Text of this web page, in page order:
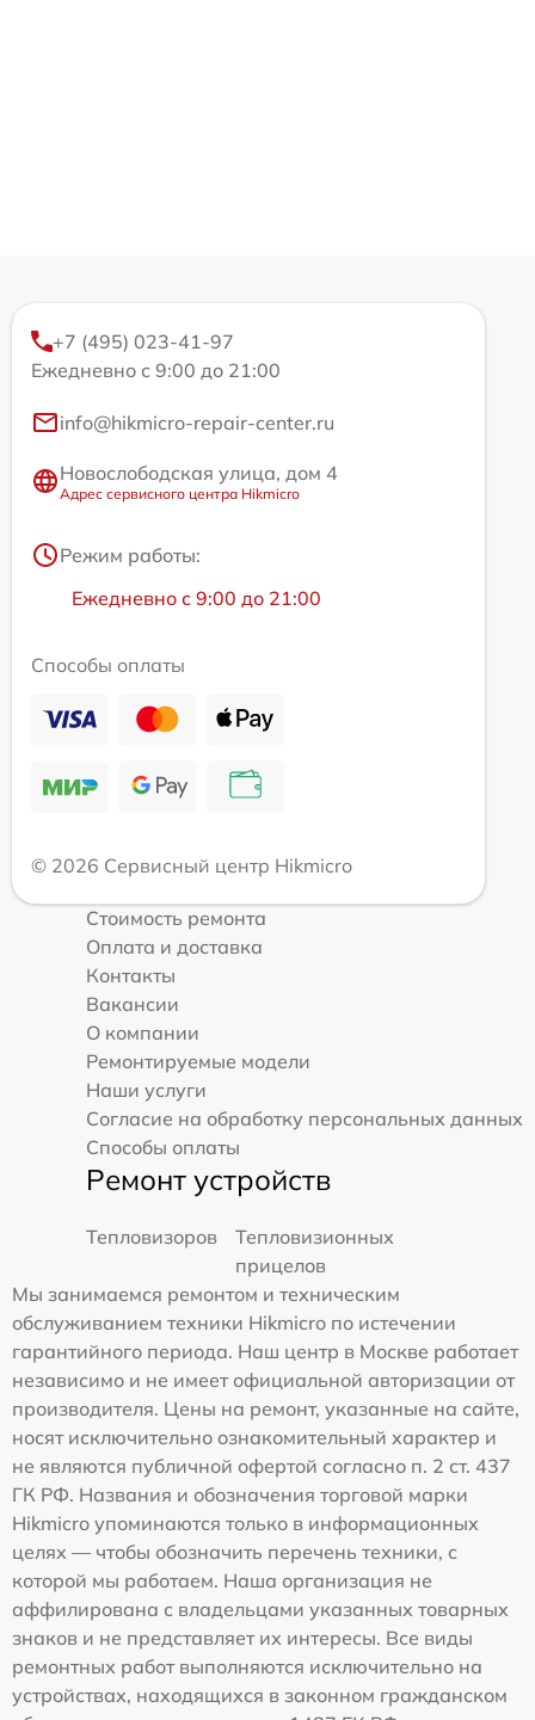
+7 (495) 023-41-97
Ежедневно с 9:00 до 21:00
info@hikmicro-repair-center.ru
Новослободская улица, дом 4
Адрес сервисного центра Hikmicro
Режим работы:
Ежедневно с 9:00 до 21:00
Способы оплаты
© 2026 Сервисный центр Hikmicro
Стоимость ремонта
Оплата и доставка
Контакты
Вакансии
О компании
Ремонтируемые модели
Наши услуги
Согласие на обработку персональных данных
Способы оплаты
Ремонт устройств
Тепловизоров
Тепловизионных
прицелов
Мы занимаемся ремонтом и техническим
обслуживанием техники Hikmicro по истечении
гарантийного периода. Наш центр в Москве работает
независимо и не имеет официальной авторизации от
производителя. Цены на ремонт, указанные на сайте,
носят исключительно ознакомительный характер и
не являются публичной офертой согласно п. 2 ст. 437
ГК РФ. Названия и обозначения торговой марки
Hikmicro упоминаются только в информационных
целях — чтобы обозначить перечень техники, с
которой мы работаем. Наша организация не
аффилирована с владельцами указанных товарных
знаков и не представляет их интересы. Все виды
ремонтных работ выполняются исключительно на
устройствах, находящихся в законном гражданском